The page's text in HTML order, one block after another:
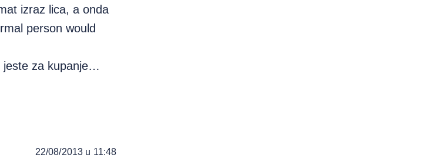
izraz lica, a onda
person would
jeste za kupanje…
22/08/2013 u 11:48